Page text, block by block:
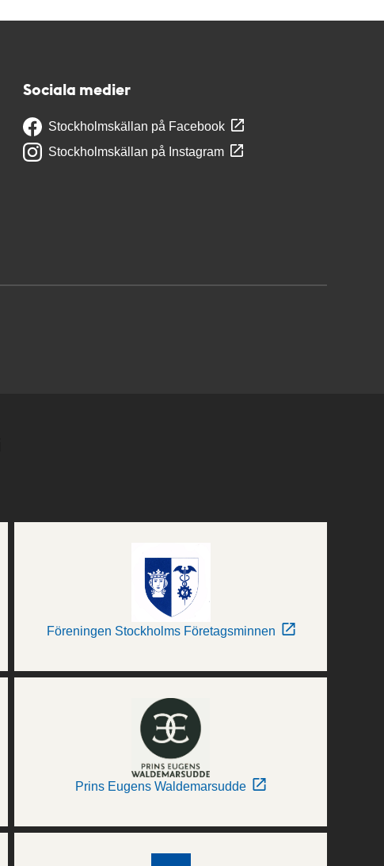
Sociala medier
Stockholmskällan på Facebook
Stockholmskällan på Instagram
Föreningen Stockholms Företagsminnen
Prins Eugens Waldemarsudde